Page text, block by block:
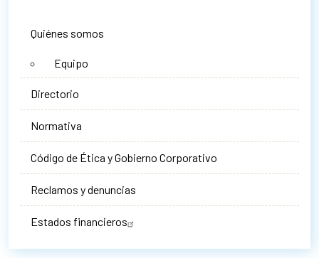
Quiénes somos
Equipo
Directorio
Normativa
Código de Ética y Gobierno Corporativo
Reclamos y denuncias
Estados financieros